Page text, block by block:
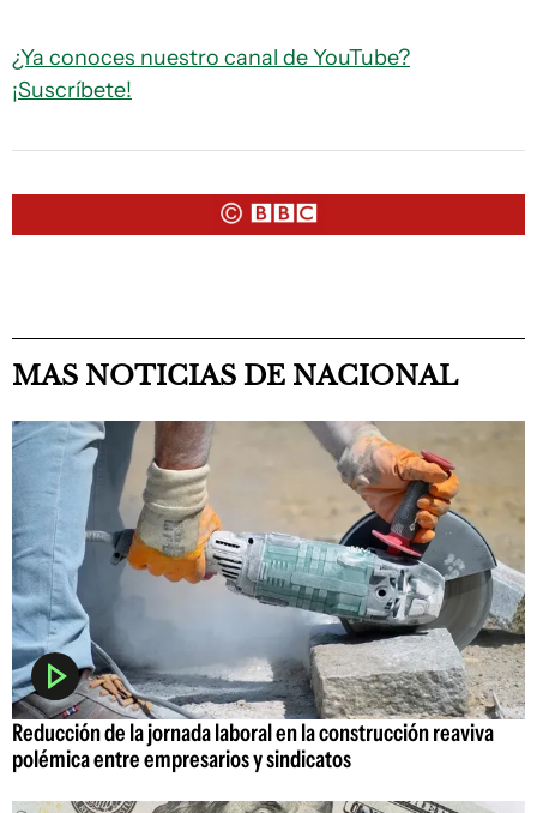
¿Ya conoces nuestro canal de YouTube?
¡Suscríbete!
MAS NOTICIAS DE NACIONAL
Reducción de la jornada laboral en la construcción reaviva
polémica entre empresarios y sindicatos